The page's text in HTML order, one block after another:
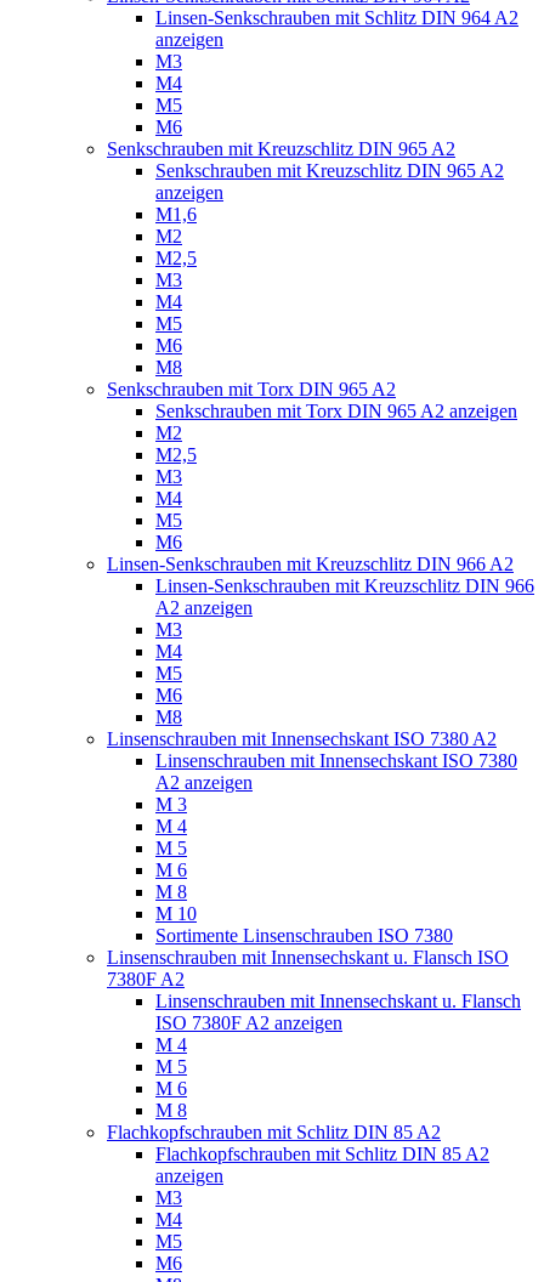
Linsen-Senkschrauben mit Schlitz DIN 964 A2
anzeigen
M3
M4
M5
M6
Senkschrauben mit Kreuzschlitz DIN 965 A2
Senkschrauben mit Kreuzschlitz DIN 965 A2
anzeigen
M1,6
M2
M2,5
M3
M4
M5
M6
M8
Senkschrauben mit Torx DIN 965 A2
Senkschrauben mit Torx DIN 965 A2 anzeigen
M2
M2,5
M3
M4
M5
M6
Linsen-Senkschrauben mit Kreuzschlitz DIN 966 A2
Linsen-Senkschrauben mit Kreuzschlitz DIN 966
A2 anzeigen
M3
M4
M5
M6
M8
Linsenschrauben mit Innensechskant ISO 7380 A2
Linsenschrauben mit Innensechskant ISO 7380
A2 anzeigen
M 3
M 4
M 5
M 6
M 8
M 10
Sortimente Linsenschrauben ISO 7380
Linsenschrauben mit Innensechskant u. Flansch ISO
7380F A2
Linsenschrauben mit Innensechskant u. Flansch
ISO 7380F A2 anzeigen
M 4
M 5
M 6
M 8
Flachkopfschrauben mit Schlitz DIN 85 A2
Flachkopfschrauben mit Schlitz DIN 85 A2
anzeigen
M3
M4
M5
M6